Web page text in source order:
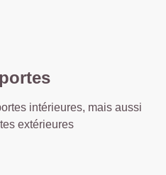
intérieures, mais aussi
extérieures